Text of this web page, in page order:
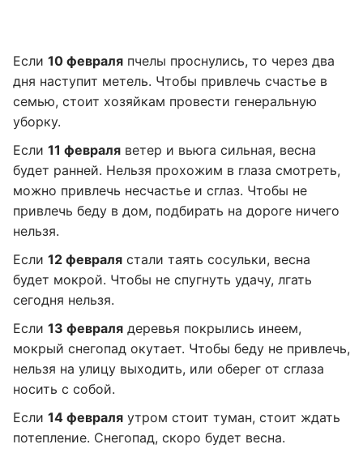
Если 10 февраля пчелы проснулись, то через два
дня наступит метель. Чтобы привлечь счастье в
семью, стоит хозяйкам провести генеральную
уборку.
Если 11 февраля ветер и вьюга сильная, весна
будет ранней. Нельзя прохожим в глаза смотреть,
можно привлечь несчастье и сглаз. Чтобы не
привлечь беду в дом, подбирать на дороге ничего
нельзя.
Если 12 февраля стали таять сосульки, весна
будет мокрой. Чтобы не спугнуть удачу, лгать
сегодня нельзя.
Если 13 февраля деревья покрылись инеем,
мокрый снегопад окутает. Чтобы беду не привлечь,
нельзя на улицу выходить, или оберег от сглаза
носить с собой.
Если 14 февраля утром стоит туман, стоит ждать
потепление. Снегопад, скоро будет весна.